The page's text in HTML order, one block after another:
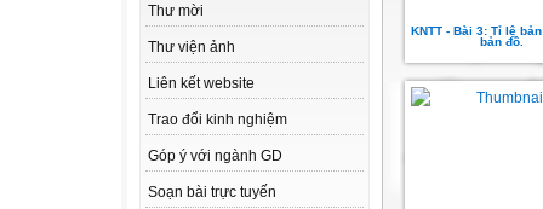
Thư mời
Thư viện ảnh
Liên kết website
Trao đổi kinh nghiệm
Góp ý với ngành GD
Soạn bài trực tuyến
KNTT - Bài 3: Tỉ lệ
bản đồ.